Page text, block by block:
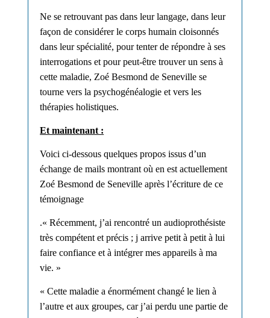
Nese retrouvant pas dans leur langage,dansleur
façon de considérer le corps humaincloisonnés
dans leur spécialité,pour tenter de répondre à ses
interrogationset pour peut-être trouver un sens à
cette maladie, Zoé Besmond de Seneville se
tourne vers lapsychogénéalogieet vers les
thérapies holistiques.
Et maintenant :
Voici ci-dessous quelques propos issus d’un
échange de mails montrant où en est actuellement
Zoé Besmond de Seneville après l’écriture de ce
témoignage
.« Récemment, j’ai rencontré un audioprothésiste
très compétent etprécis ;j arrive petit à petità lui
faire confiance et à intégrer mes appareils à ma
vie. »
« Cette maladie a énormément changé le lien à
l’autre et aux groupes, car j’ai perdu une partie de